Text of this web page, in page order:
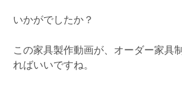
いかがでしたか？
この家具製作動画が、オーダー家具
ればいいですね。